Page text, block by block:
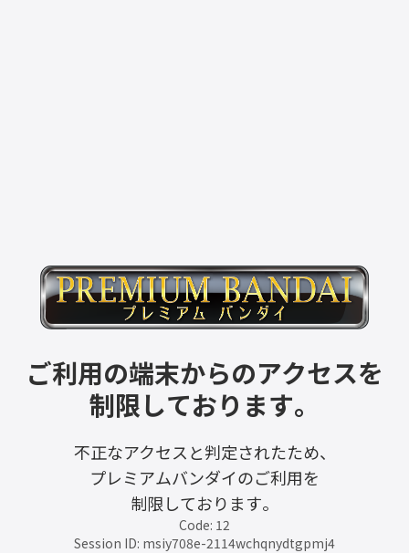
ご利用の端末からのアクセスを
制限しております。
不正なアクセスと判定されたため、
プレミアムバンダイのご利用を
制限しております。
Code: 12
Session ID: msiy708e-2114wchqnydtgpmj4